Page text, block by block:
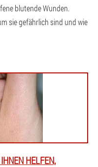
blutende Wunden.
sie gefährlich sind und wie
HELFEN,